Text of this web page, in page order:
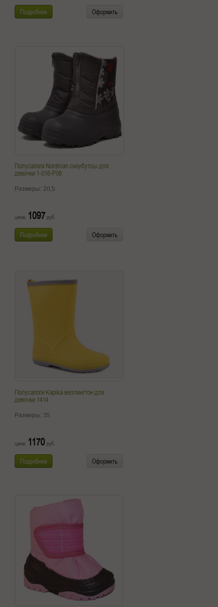
Подробнее Оформить
Полусапоги Nordman сноубутсы для
девочки 1-016-P08
Размеры: 20,5
цена: 1097 руб.
Подробнее Оформить
Полусапоги Kapika веллингтон для
девочки 1414
Размеры: 35
цена: 1170 руб.
Подробнее Оформить